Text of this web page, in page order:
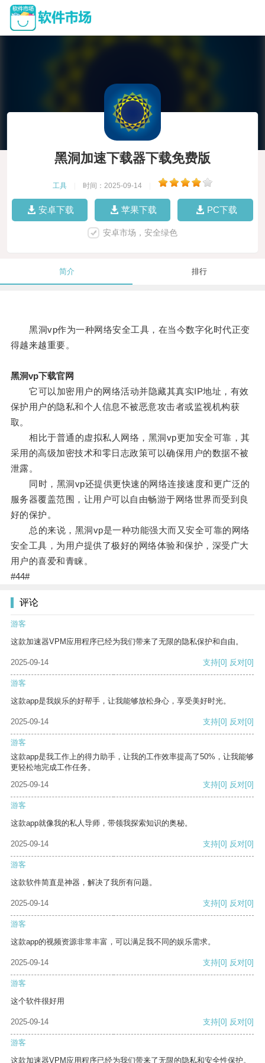
黑洞加速下载器下载免费版
工具 时间：2025-09-14
安卓下载 苹果下载 PC下载
安卓市场，安全绿色
简介 排行
黑洞vp作为一种网络安全工具，在当今数字化时代正变
得越来越重要。
黑洞vp下载官网
它可以加密用户的网络活动并隐藏其真实IP地址，有效
保护用户的隐私和个人信息不被恶意攻击者或监视机构获
取。
相比于普通的虚拟私人网络，黑洞vp更加安全可靠，其
采用的高级加密技术和零日志政策可以确保用户的数据不被
泄露。
同时，黑洞vp还提供更快速的网络连接速度和更广泛的
服务器覆盖范围，让用户可以自由畅游于网络世界而受到良
好的保护。
总的来说，黑洞vp是一种功能强大而又安全可靠的网络
安全工具，为用户提供了极好的网络体验和保护，深受广大
用户的喜爱和青睐。
#44#
评论
游客
这款加速器VPM应用程序已经为我们带来了无限的隐私保护和自由。
2025-09-14 支持[0] 反对[0]
游客
这款app是我娱乐的好帮手，让我能够放松身心，享受美好时光。
2025-09-14 支持[0] 反对[0]
游客
这款app是我工作上的得力助手，让我的工作效率提高了50%，让我能够
更轻松地完成工作任务。
2025-09-14
支持[0] 反对[0]
游客
这款app就像我的私人导师，带领我探索知识的奥秘。
2025-09-14 支持[0] 反对[0]
游客
这款软件简直是神器，解决了我所有问题。
2025-09-14 支持[0] 反对[0]
游客
这款app的视频资源非常丰富，可以满足我不同的娱乐需求。
2025-09-14 支持[0] 反对[0]
游客
这个软件很好用
2025-09-14 支持[0] 反对[0]
游客
这款加速器VPM应用程序已经为我们带来了无限的隐私和安全性保护。